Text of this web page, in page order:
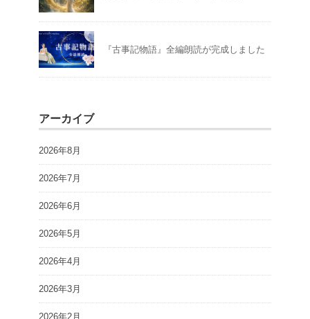
『古事記物語』全編朗読が完成しました
アーカイブ
2026年8月
2026年7月
2026年6月
2026年5月
2026年4月
2026年3月
2026年2月